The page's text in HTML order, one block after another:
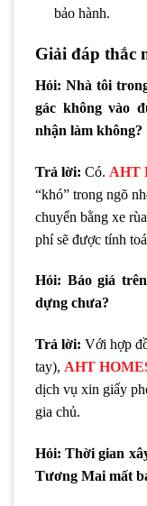
bảo hành.
Giải đáp thắc
Hỏi: Nhà tôi
gác không vào
nhận làm không?
Trả lời: Có. AHT
“khó” trong ngõ
chuyển bằng xe
phí sẽ được tính
Hỏi: Báo giá
dựng chưa?
Trả lời: Với hợp
tay), AHT
dịch vụ xin giấy
gia chủ.
Hỏi: Thời gian
Tương Mai mất